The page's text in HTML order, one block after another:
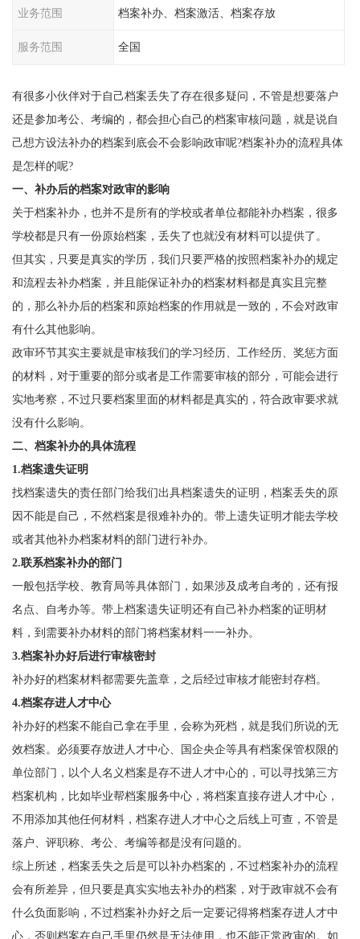
业务范围 档案补办、档案激活、档案存放
服务范围 全国
有很多小伙伴对于自己档案丢失了存在很多疑问，不管是想要落户
还是参加考公、考编的，都会担心自己的档案审核问题，就是说自
己想方设法补办的档案到底会不会影响政审呢?档案补办的流程具体
是怎样的呢?
一、补办后的档案对政审的影响
关于档案补办，也并不是所有的学校或者单位都能补办档案，很多
学校都是只有一份原始档案，丢失了也就没有材料可以提供了。
但其实，只要是真实的学历，我们只要严格的按照档案补办的规定
和流程去补办档案，并且能保证补办的档案材料都是真实且完整
的，那么补办后的档案和原始档案的作用就是一致的，不会对政审
有什么其他影响。
政审环节其实主要就是审核我们的学习经历、工作经历、奖惩方面
的材料，对于重要的部分或者是工作需要审核的部分，可能会进行
实地考察，不过只要档案里面的材料都是真实的，符合政审要求就
没有什么影响。
二、档案补办的具体流程
1.档案遗失证明
找档案遗失的责任部门给我们出具档案遗失的证明，档案丢失的原
因不能是自己，不然档案是很难补办的。带上遗失证明才能去学校
或者其他补办档案材料的部门进行补办。
2.联系档案补办的部门
一般包括学校、教育局等具体部门，如果涉及成考自考的，还有报
名点、自考办等。带上档案遗失证明还有自己补办档案的证明材
料，到需要补办材料的部门将档案材料一一补办。
3.档案补办好后进行审核密封
补办好的档案材料都需要先盖章，之后经过审核才能密封存档。
4.档案存进人才中心
补办好的档案不能自己拿在手里，会称为死档，就是我们所说的无
效档案。必须要存放进人才中心、国企央企等具有档案保管权限的
单位部门，以个人名义档案是存不进人才中心的，可以寻找第三方
档案机构，比如毕业帮档案服务中心，将档案直接存进人才中心，
不用添加其他任何材料，档案存进人才中心之后线上可查，不管是
落户、评职称、考公、考编等都是没有问题的。
综上所述，档案丢失之后是可以补办档案的，不过档案补办的流程
会有所差异，但只要是真实实地去补办的档案，对于政审就不会有
什么负面影响，不过档案补办好之后一定要记得将档案存进人才中
心，否则档案在自己手里仍然是无法使用，也不能正常政审的。如